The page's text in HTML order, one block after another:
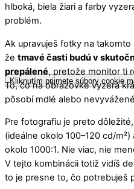
Kliknutím prijmete súbory cookie
hlboká, biela žiari a farby
problém.
Ak upravuješ fotky na
že tmavé časti budú v
prepálené, pretože monitor ti
To, čo na obrazovke vyzerá
pôsobí mdlé alebo
Pre fotografiu je preto
(ideálne okolo 100–120 cd/m²)
okolo 1000:1. Nie viac, nie
V tejto kombinácii totiž vidíš
to je presne to, čo potrebuješ